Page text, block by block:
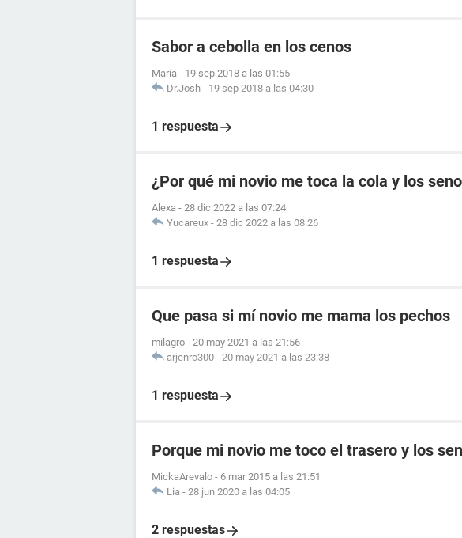
Sabor a cebolla en los cenos
Maria - 19 sep 2018 a las 01:55
Dr.Josh - 19 sep 2018 a las 04:30
1 respuesta
¿Por qué mi novio me toca la cola y los
Alexa - 28 dic 2022 a las 07:24
Yucareux - 28 dic 2022 a las 08:26
1 respuesta
Que pasa si mí novio me mama los pechos
milagro - 20 may 2021 a las 21:56
arjenro300 - 20 may 2021 a las 23:38
1 respuesta
Porque mi novio me toco el trasero y los
MickaArevalo - 6 mar 2015 a las 21:51
Lia - 28 jun 2020 a las 04:05
2 respuestas